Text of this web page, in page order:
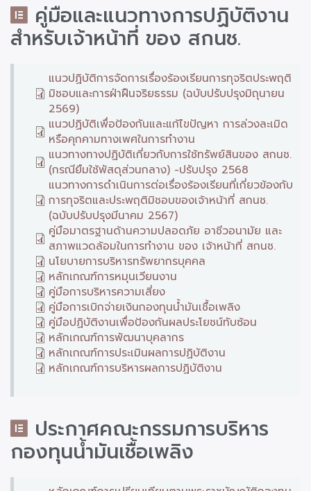
คู่มือและแนวทางการปฏิบัติงาน
สำหรับเจ้าหน้าที่ ของ สกนช.
แนวปฏิบัติการจัดการเรื่องร้องเรียนการทุจริตประพฤติ
มิชอบและการฝ่าฝืนจริยธรรม (ฉบับปรับปรุงมิถุนายน
2569)
แนวปฏิบัติเพื่อป้องกันและแก้ไขปัญหา การล่วงละเมิด
หรือคุกคามทางเพศในการทำงาน
แนวทางทางปฏิบัติเกี่ยวกับการใช้ทรัพย์สินของ สกนช.
(กรณียืมใช้พัสดุส่วนกลาง) -ปรับปรุง 2568
แนวทางการดำเนินการต่อเรื่องร้องเรียนที่เกี่ยวข้องกับ
การทุจริตและประพฤติมิชอบของเจ้าหน้าที่ สกนช.
(ฉบับปรับปรุงมีนาคม 2567)
คู่มือมาตรฐานด้านความปลอดภัย อาชีวอนามัย และ
สภาพแวดล้อมในการทำงาน ของ เจ้าหน้าที่ สกนช.
นโยบายการบริหารทรัพยากรบุคคล
หลักเกณฑ์การหมุนเวียนงาน
คู่มือการบริหารความเสี่ยง
คู่มือการเบิกจ่ายเงินกองทุนน้ำมันเชื้อเพลิง
คู่มือปฏิบัติงานเพื่อป้องกันผลประโยชน์ทับซ้อน
หลักเกณฑ์การพัฒนาบุคลากร
หลักเกณฑ์การประเมินผลการปฏิบัติงาน
หลักเกณฑ์การบริหารผลการปฏิบัติงาน
ประกาศคณะกรรมการบริหาร
กองทุนน้ำมันเชื้อเพลิง